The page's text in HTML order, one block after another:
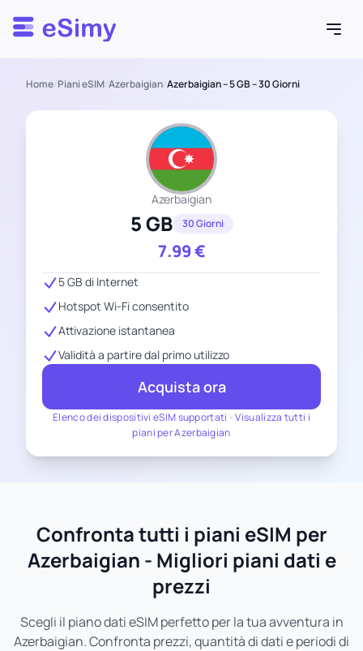
Esimy
Home/Piani eSIM/Azerbaigian/Azerbaigian – 5 GB – 30 Giorni
Azerbaigian
5 GB 30 Giorni
7.99€
Elenco dei dispositivi eSIM supportati -Visualizza tutti i
piani per Azerbaigian
5 GB di Internet
Hotspot Wi-Fi consentito
Attivazione istantanea
Validità a partire dal primo utilizzo
Acquista ora
Confronta tutti i piani eSIM per
Azerbaigian - Migliori piani dati e
prezzi
Scegli il piano dati eSIM perfetto per la tua avventura in
Azerbaigian. Confronta prezzi, quantità di dati e periodi di